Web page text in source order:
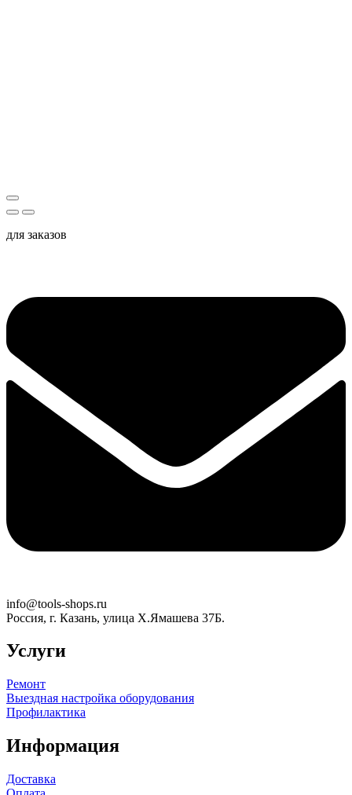
для заказов
info@tools-shops.ru
Россия, г. Казань, улица Х.Ямашева 37Б.
Услуги
Ремонт
Выездная настройка оборудования
Профилактика
Информация
Доставка